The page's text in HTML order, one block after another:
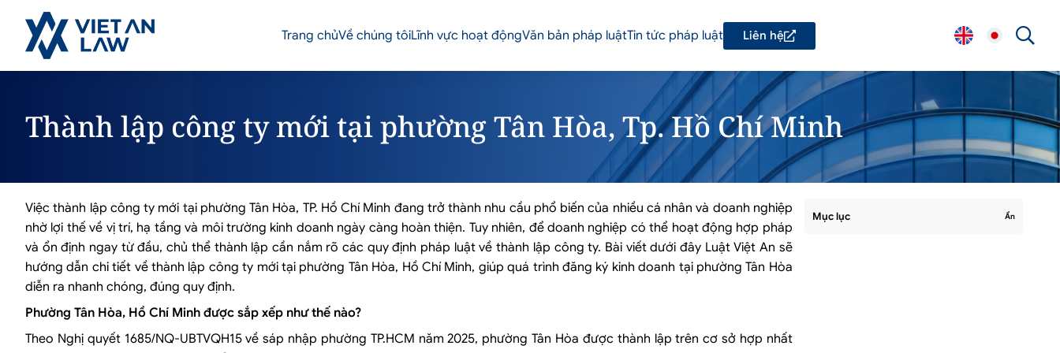
Trang chủVề chúng tôiLĩnh vực hoạt độngVăn bản pháp luậtTin tức pháp luật Liên hệ
Thành lập công ty mới tại phường Tân Hòa, Tp. Hồ Chí Minh
Việc thành lập công ty mới tại phường Tân Hòa, TP. Hồ Chí Minh đang trở thành nhu cầu phổ biến của nhiều cá nhân và doanh nghiệp
nhờ lợi thế về vị trí, hạ tầng và môi trường kinh doanh ngày càng hoàn thiện. Tuy nhiên, để doanh nghiệp có thể hoạt động hợp pháp
và ổn định ngay từ đầu, chủ thể thành lập cần nắm rõ các quy định pháp luật về thành lập công ty. Bài viết dưới đây Luật Việt An sẽ
hướng dẫn chi tiết về thành lập công ty mới tại phường Tân Hòa, Hồ Chí Minh, giúp quá trình đăng ký kinh doanh tại phường Tân Hòa
diễn ra nhanh chóng, đúng quy định.
Phường Tân Hòa, Hồ Chí Minh được sắp xếp như thế nào?
Theo Nghị quyết 1685/NQ-UBTVQH15 về sáp nhập phường TP.HCM năm 2025, phường Tân Hòa được thành lập trên cơ sở hợp nhất
Mục lục Ẩn